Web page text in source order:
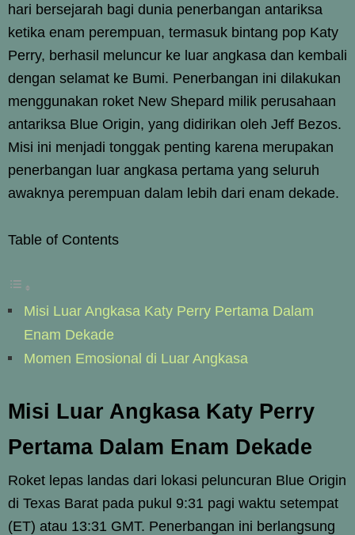
hari bersejarah bagi dunia penerbangan antariksa
ketika enam perempuan, termasuk bintang pop Katy
Perry, berhasil meluncur ke luar angkasa dan kembali
dengan selamat ke Bumi. Penerbangan ini dilakukan
menggunakan roket New Shepard milik perusahaan
antariksa Blue Origin, yang didirikan oleh Jeff Bezos.
Misi ini menjadi tonggak penting karena merupakan
penerbangan luar angkasa pertama yang seluruh
awaknya perempuan dalam lebih dari enam dekade.
Table of Contents
Misi Luar Angkasa Katy Perry Pertama Dalam
Enam Dekade
Momen Emosional di Luar Angkasa
Misi Luar Angkasa Katy Perry
Pertama Dalam Enam Dekade
Roket lepas landas dari lokasi peluncuran Blue Origin
di Texas Barat pada pukul 9:31 pagi waktu setempat
(ET) atau 13:31 GMT. Penerbangan ini berlangsung